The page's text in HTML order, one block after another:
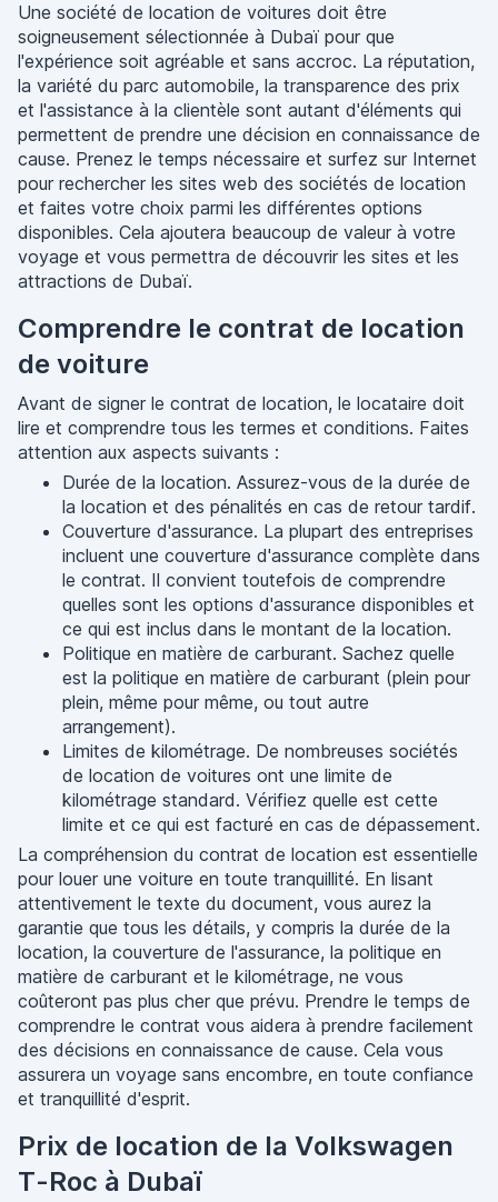
Une société de location de voitures doit être
soigneusement sélectionnée à Dubaï pour que
l'expérience soit agréable et sans accroc. La réputation,
la variété du parc automobile, la transparence des prix
et l'assistance à la clientèle sont autant d'éléments qui
permettent de prendre une décision en connaissance de
cause. Prenez le temps nécessaire et surfez sur Internet
pour rechercher les sites web des sociétés de location
et faites votre choix parmi les différentes options
disponibles. Cela ajoutera beaucoup de valeur à votre
voyage et vous permettra de découvrir les sites et les
attractions de Dubaï.
Comprendre le contrat de location
de voiture
Avant de signer le contrat de location, le locataire doit
lire et comprendre tous les termes et conditions. Faites
attention aux aspects suivants :
Durée de la location. Assurez-vous de la durée de
la location et des pénalités en cas de retour tardif.
Couverture d'assurance. La plupart des entreprises
incluent une couverture d'assurance complète dans
le contrat. Il convient toutefois de comprendre
quelles sont les options d'assurance disponibles et
ce qui est inclus dans le montant de la location.
Politique en matière de carburant. Sachez quelle
est la politique en matière de carburant (plein pour
plein, même pour même, ou tout autre
arrangement).
Limites de kilométrage. De nombreuses sociétés
de location de voitures ont une limite de
kilométrage standard. Vérifiez quelle est cette
limite et ce qui est facturé en cas de dépassement.
La compréhension du contrat de location est essentielle
pour louer une voiture en toute tranquillité. En lisant
attentivement le texte du document, vous aurez la
garantie que tous les détails, y compris la durée de la
location, la couverture de l'assurance, la politique en
matière de carburant et le kilométrage, ne vous
coûteront pas plus cher que prévu. Prendre le temps de
comprendre le contrat vous aidera à prendre facilement
des décisions en connaissance de cause. Cela vous
assurera un voyage sans encombre, en toute confiance
et tranquillité d'esprit.
Prix de location de la Volkswagen
T-Roc à Dubaï